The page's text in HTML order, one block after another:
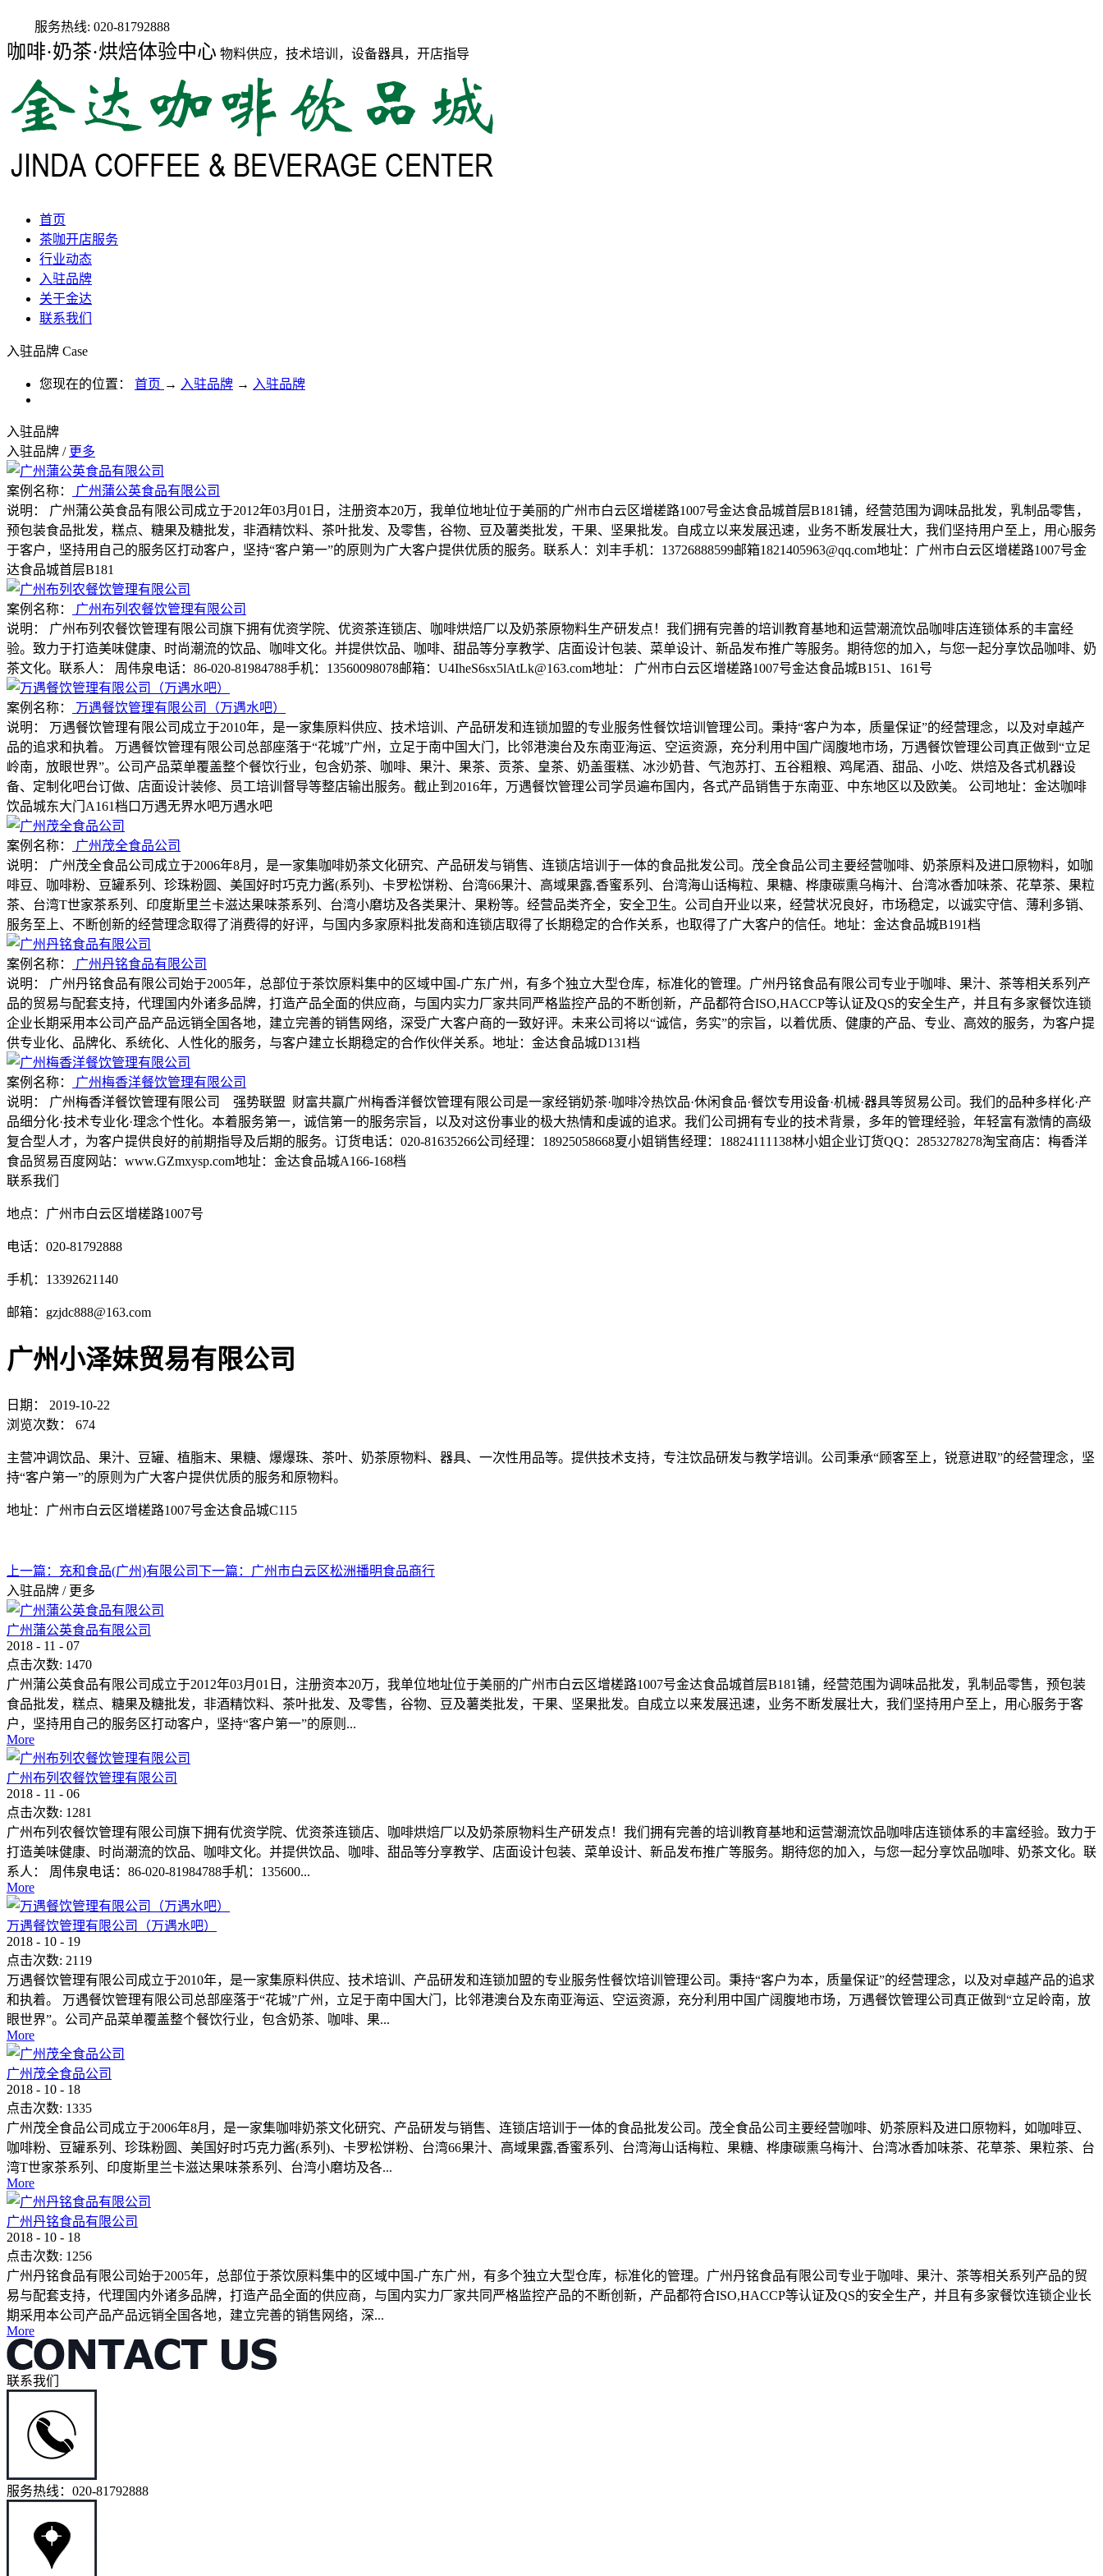
服务热线: 020-81792888
咖啡·奶茶·烘焙体验中心 物料供应，技术培训，设备器具，开店指导
首页
茶咖开店服务
行业动态
入驻品牌
关于金达
联系我们
入驻品牌 Case
您现在的位置： 首页 → 入驻品牌 → 入驻品牌
入驻品牌
入驻品牌 / 更多
案例名称：
广州蒲公英食品有限公司
说明：
广州蒲公英食品有限公司成立于2012年03月01日，注册资本20万，我单位地址位于美丽的广州市白云区增槎路1007号金达食品城首层B181铺，经营范围为调味品批发，乳制品零售，
预包装食品批发，糕点、糖果及糖批发，非酒精饮料、茶叶批发、及零售，谷物、豆及薯类批发，干果、坚果批发。自成立以来发展迅速，业务不断发展壮大，我们坚持用户至上，用心服务
于客户，坚持用自己的服务区打动客户，坚持“客户第一”的原则为广大客户提供优质的服务。联系人：刘丰手机：13726888599邮箱1821405963@qq.com地址：广州市白云区增槎路1007号金
达食品城首层B181
案例名称：
广州布列农餐饮管理有限公司
说明：
广州布列农餐饮管理有限公司旗下拥有优资学院、优资茶连锁店、咖啡烘焙厂以及奶茶原物料生产研发点！我们拥有完善的培训教育基地和运营潮流饮品咖啡店连锁体系的丰富经
验。致力于打造美味健康、时尚潮流的饮品、咖啡文化。并提供饮品、咖啡、甜品等分享教学、店面设计包装、菜单设计、新品发布推广等服务。期待您的加入，与您一起分享饮品咖啡、奶
茶文化。联系人： 周伟泉电话：86-020-81984788手机：13560098078邮箱：U4IheS6sx5lAtLk@163.com地址： 广州市白云区增槎路1007号金达食品城B151、161号
案例名称：
万遇餐饮管理有限公司（万遇水吧）
说明：
万遇餐饮管理有限公司成立于2010年，是一家集原料供应、技术培训、产品研发和连锁加盟的专业服务性餐饮培训管理公司。秉持“客户为本，质量保证”的经营理念，以及对卓越产
品的追求和执着。 万遇餐饮管理有限公司总部座落于“花城”广州，立足于南中国大门，比邻港澳台及东南亚海运、空运资源，充分利用中国广阔腹地市场，万遇餐饮管理公司真正做到“立足
岭南，放眼世界”。公司产品菜单覆盖整个餐饮行业，包含奶茶、咖啡、果汁、果茶、贡茶、皇茶、奶盖蛋糕、冰沙奶昔、气泡苏打、五谷粗粮、鸡尾酒、甜品、小吃、烘焙及各式机器设
备、定制化吧台订做、店面设计装修、员工培训督导等整店输出服务。截止到2016年，万遇餐饮管理公司学员遍布国内，各式产品销售于东南亚、中东地区以及欧美。 公司地址：金达咖啡
饮品城东大门A161档口万遇无界水吧万遇水吧
案例名称：
广州茂全食品公司
说明：
广州茂全食品公司成立于2006年8月，是一家集咖啡奶茶文化研究、产品研发与销售、连锁店培训于一体的食品批发公司。茂全食品公司主要经营咖啡、奶茶原料及进口原物料，如咖
啡豆、咖啡粉、豆罐系列、珍珠粉圆、美国好时巧克力酱(系列)、卡罗松饼粉、台湾66果汁、高域果露,香蜜系列、台湾海山话梅粒、果糖、桦康碳熏乌梅汁、台湾冰香加味茶、花草茶、果粒
茶、台湾T世家茶系列、印度斯里兰卡滋达果味茶系列、台湾小磨坊及各类果汁、果粉等。经营品类齐全，安全卫生。公司自开业以来，经营状况良好，市场稳定，以诚实守信、薄利多销、
服务至上、不断创新的经营理念取得了消费得的好评，与国内多家原料批发商和连锁店取得了长期稳定的合作关系，也取得了广大客户的信任。地址：金达食品城B191档
案例名称：
广州丹铭食品有限公司
说明：
广州丹铭食品有限公司始于2005年，总部位于茶饮原料集中的区域中国-广东广州，有多个独立大型仓库，标准化的管理。广州丹铭食品有限公司专业于咖啡、果汁、茶等相关系列产
品的贸易与配套支持，代理国内外诸多品牌，打造产品全面的供应商，与国内实力厂家共同严格监控产品的不断创新，产品都符合ISO,HACCP等认证及QS的安全生产，并且有多家餐饮连锁
企业长期采用本公司产品产品远销全国各地，建立完善的销售网络，深受广大客户商的一致好评。未来公司将以“诚信，务实”的宗旨，以着优质、健康的产品、专业、高效的服务，为客户提
供专业化、品牌化、系统化、人性化的服务，与客户建立长期稳定的合作伙伴关系。地址：金达食品城D131档
案例名称：
广州梅香洋餐饮管理有限公司
说明：
广州梅香洋餐饮管理有限公司 强势联盟 财富共赢广州梅香洋餐饮管理有限公司是一家经销奶茶·咖啡冷热饮品·休闲食品·餐饮专用设备·机械·器具等贸易公司。我们的品种多样化·产
品细分化·技术专业化·理念个性化。本着服务第一，诚信第一的服务宗旨，以及对这份事业的极大热情和虔诚的追求。我们公司拥有专业的技术背景，多年的管理经验，年轻富有激情的高级
复合型人才，为客户提供良好的前期指导及后期的服务。订货电话：020-81635266公司经理：18925058668夏小姐销售经理：18824111138林小姐企业订货QQ：2853278278淘宝商店：梅香洋
食品贸易百度网站：www.GZmxysp.com地址：金达食品城A166-168档
联系我们
地点：广州市白云区增槎路1007号
电话：020-81792888
手机：13392621140
邮箱：gzjdc888@163.com
广州小泽妹贸易有限公司
日期：
2019-10-22
浏览次数：
674
主营冲调饮品、果汁、豆罐、植脂末、果糖、爆爆珠、茶叶、奶茶原物料、器具、一次性用品等。提供技术支持，专注饮品研发与教学培训。公司秉承“顾客至上，锐意进取”的经营理念，坚
持“客户第一”的原则为广大客户提供优质的服务和原物料。
地址：广州市白云区增槎路1007号金达食品城C115
上一篇： 充和食品(广州)有限公司下一篇： 广州市白云区松洲播明食品商行
入驻品牌 / 更多
广州蒲公英食品有限公司
2018 - 11 - 07
点击次数: 1470
广州蒲公英食品有限公司成立于2012年03月01日，注册资本20万，我单位地址位于美丽的广州市白云区增槎路1007号金达食品城首层B181铺，经营范围为调味品批发，乳制品零售，预包装
食品批发，糕点、糖果及糖批发，非酒精饮料、茶叶批发、及零售，谷物、豆及薯类批发，干果、坚果批发。自成立以来发展迅速，业务不断发展壮大，我们坚持用户至上，用心服务于客
户，坚持用自己的服务区打动客户，坚持“客户第一”的原则...
More
广州布列农餐饮管理有限公司
2018 - 11 - 06
点击次数: 1281
广州布列农餐饮管理有限公司旗下拥有优资学院、优资茶连锁店、咖啡烘焙厂以及奶茶原物料生产研发点！我们拥有完善的培训教育基地和运营潮流饮品咖啡店连锁体系的丰富经验。致力于
打造美味健康、时尚潮流的饮品、咖啡文化。并提供饮品、咖啡、甜品等分享教学、店面设计包装、菜单设计、新品发布推广等服务。期待您的加入，与您一起分享饮品咖啡、奶茶文化。联
系人： 周伟泉电话：86-020-81984788手机：135600...
More
万遇餐饮管理有限公司（万遇水吧）
2018 - 10 - 19
点击次数: 2119
万遇餐饮管理有限公司成立于2010年，是一家集原料供应、技术培训、产品研发和连锁加盟的专业服务性餐饮培训管理公司。秉持“客户为本，质量保证”的经营理念，以及对卓越产品的追求
和执着。 万遇餐饮管理有限公司总部座落于“花城”广州，立足于南中国大门，比邻港澳台及东南亚海运、空运资源，充分利用中国广阔腹地市场，万遇餐饮管理公司真正做到“立足岭南，放
眼世界”。公司产品菜单覆盖整个餐饮行业，包含奶茶、咖啡、果...
More
广州茂全食品公司
2018 - 10 - 18
点击次数: 1335
广州茂全食品公司成立于2006年8月，是一家集咖啡奶茶文化研究、产品研发与销售、连锁店培训于一体的食品批发公司。茂全食品公司主要经营咖啡、奶茶原料及进口原物料，如咖啡豆、
咖啡粉、豆罐系列、珍珠粉圆、美国好时巧克力酱(系列)、卡罗松饼粉、台湾66果汁、高域果露,香蜜系列、台湾海山话梅粒、果糖、桦康碳熏乌梅汁、台湾冰香加味茶、花草茶、果粒茶、台
湾T世家茶系列、印度斯里兰卡滋达果味茶系列、台湾小磨坊及各...
More
广州丹铭食品有限公司
2018 - 10 - 18
点击次数: 1256
广州丹铭食品有限公司始于2005年，总部位于茶饮原料集中的区域中国-广东广州，有多个独立大型仓库，标准化的管理。广州丹铭食品有限公司专业于咖啡、果汁、茶等相关系列产品的贸
易与配套支持，代理国内外诸多品牌，打造产品全面的供应商，与国内实力厂家共同严格监控产品的不断创新，产品都符合ISO,HACCP等认证及QS的安全生产，并且有多家餐饮连锁企业长
期采用本公司产品产品远销全国各地，建立完善的销售网络，深...
More
联系我们
服务热线：020-81792888